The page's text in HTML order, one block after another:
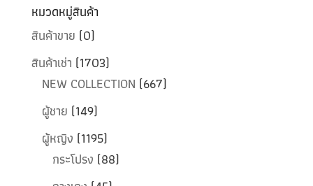
หมวดหมู่สินค้า
สินค้าขาย (0)
สินค้าเช่า (1703)
NEW COLLECTION (667)
ผู้ชาย (149)
ผู้หญิง (1195)
กระโปรง (88)